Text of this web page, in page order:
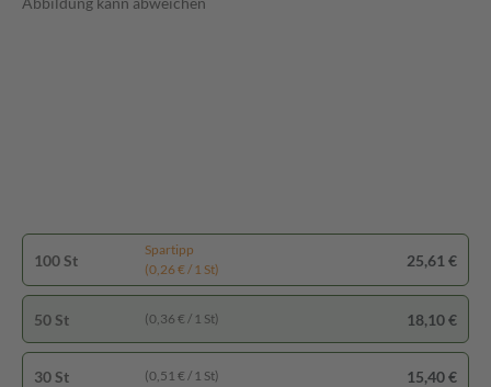
100 St
Spartipp
(0,26 € / 1 St)
25,61 €
50 St (0,36 € / 1 St) 18,10 €
30 St (0,51 € / 1 St) 15,40 €